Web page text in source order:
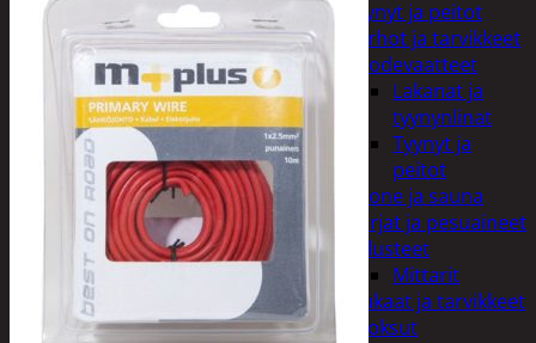
Tyynyt ja peitot
Verhot ja tarvikkeet
Vuodevaatteet
Lakanat ja
tyynynlinat
Tyynyt ja
peitot
Kylpyhuone ja sauna
Harjat ja pesuaineet
Kalusteet
Mittarit
Kiukaat ja tarvikkeet
Tuoksut